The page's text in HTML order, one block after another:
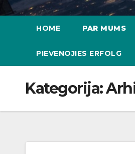
HOME PAR MUMS
PIEVENOJIES ERFOLG
Kategorija: